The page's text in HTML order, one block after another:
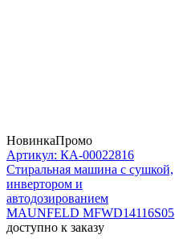
НовинкаПромо
Артикул: КА-00022816
Стиральная машина c сушкой,
инвертором и
автодозированием
MAUNFELD MFWD14116S05
доступно к заказу